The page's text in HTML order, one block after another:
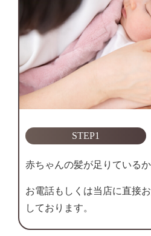
STEP1
赤ちゃんの髪が足りている
お電話もしくは当店に直接
しております。